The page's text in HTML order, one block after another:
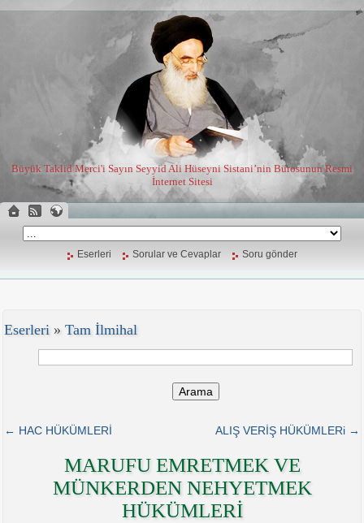
Büyük Taklid Merci'i Sayın Seyyid Ali Hüseyni Sistani’nin Bürosunun Resmi
İnternet Sitesi
Eserleri Sorular ve Cevaplar Soru gönder
Eserleri » Tam İlmihal
Arama
ALIŞ VERİŞ HÜKÜMLERi →
← HAC HÜKÜMLERİ
MARUFU EMRETMEK VE
MÜNKERDEN NEHYETMEK
HÜKÜMLERİ